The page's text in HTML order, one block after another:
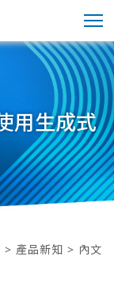
用生成式
> 產品新知 > 內文